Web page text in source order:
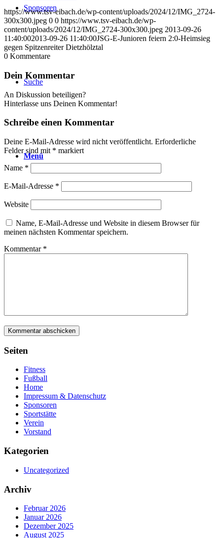
Sponsoren
Suche
Menü
https://www.tsv-eibach.de/wp-content/uploads/2024/12/IMG_2724-
300x300.jpeg 0 0 https://www.tsv-eibach.de/wp-
content/uploads/2024/12/IMG_2724-300x300.jpeg 2013-09-26
11:40:002013-09-26 11:40:00JSG-E-Junioren feiern 2:0-Heimsieg
gegen Spitzenreiter Dietzhölztal
0 Kommentare
Dein Kommentar
An Diskussion beteiligen?
Hinterlasse uns Deinen Kommentar!
Schreibe einen Kommentar
Deine E-Mail-Adresse wird nicht veröffentlicht. Erforderliche
Felder sind mit * markiert
Name *
E-Mail-Adresse *
Website
Name, E-Mail-Adresse und Website in diesem Browser für
meinen nächsten Kommentar speichern.
Kommentar *
Seiten
Fitness
Fußball
Home
Impressum & Datenschutz
Sponsoren
Sportstätte
Verein
Vorstand
Kategorien
Uncategorized
Archiv
Februar 2026
Januar 2026
Dezember 2025
August 2025